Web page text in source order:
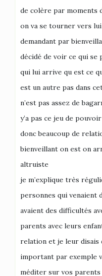
de colère par moments
on va se tourner vers
demandant par
décidé de voir ce qui se
qui lui arrive qu est ce
est un autre pas dans
n’est pas assez de
y’a pas ce jeu de
donc beaucoup de
bienveillant on est on
altruiste
je m’explique très
personnes qui venaient
avaient des difficultés
parents avec leurs
relation et je leur disais
important par exemple
méditer sur vos parents